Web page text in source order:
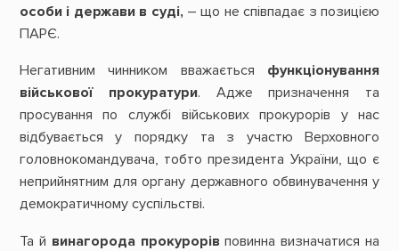
особи і держави в суді, – що не співпадає з позицією
ПАРЄ.
Негативним чинником вважається функціонування
військової прокуратури. Адже призначення та
просування по службі військових прокурорів у нас
відбувається у порядку та з участю Верховного
головнокомандувача, тобто президента України, що є
неприйнятним для органу державного обвинувачення у
демократичному суспільстві.
Та й винагорода прокурорів повинна визначатися на